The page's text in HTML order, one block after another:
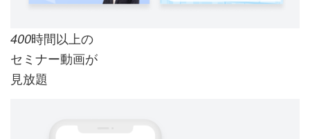
400時間以上の
セミナー動画が
見放題